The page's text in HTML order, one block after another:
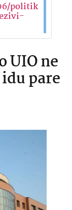
politik
UIO ne
pare